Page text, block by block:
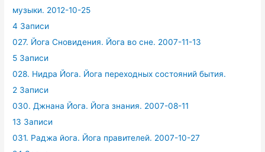
музыки. 2012-10-25
4 Записи
027. Йога Сновидения. Йога во сне. 2007-11-13
5 Записи
028. Нидра Йога. Йога переходных состояний бытия.
2 Записи
030. Джнана Йога. Йога знания. 2007-08-11
13 Записи
031. Раджа йога. Йога правителей. 2007-10-27